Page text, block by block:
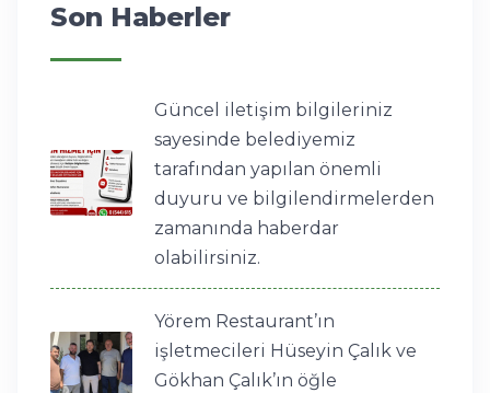
Son Haberler
Güncel iletişim bilgileriniz
sayesinde belediyemiz
tarafından yapılan önemli
duyuru ve bilgilendirmelerden
zamanında haberdar
olabilirsiniz.
Yörem Restaurant’ın
işletmecileri Hüseyin Çalık ve
Gökhan Çalık’ın öğle